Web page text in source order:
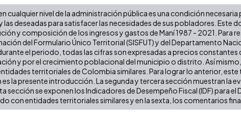
cualquier nivel de la administración pública es una condición
deseadas para satisfacer las necesidades de sus pobladores. Este
y composición de los ingresos y gastos de Maní 1987 - 2021. Para
del Formulario Único Territorial (SISFUT) y del Departamento
el periodo, todas las cifras son expresadas a precios constantes
y por el crecimiento poblacional del municipio o distrito. Así
territoriales de Colombia similares. Para lograr lo anterior, este
la presente introducción. La segunda y tercera sección muestran la
sección se exponen los Indicadores de Desempeño Fiscal (IDF) para el
con entidades territoriales similares y en la sexta, los comentarios